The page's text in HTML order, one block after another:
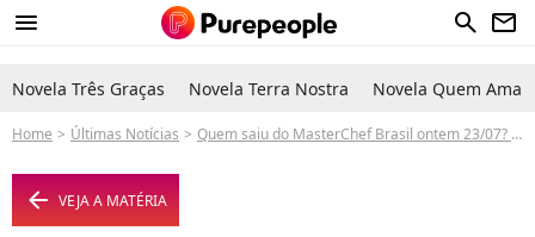
menu search newsletter
Novela Três Graças Novela Terra Nostra Novela Quem Ama
Home Últimas Notícias Quem saiu do MasterChef Brasil ontem 23/07? Juan; eliminado revelou torcer para Larissa
arrow_left VEJA A MATÉRIA